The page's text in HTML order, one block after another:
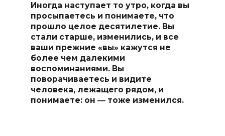
Иногда наступает то утро, когда вы
просыпаетесь и понимаете, что
прошло целое десятилетие. Вы
стали старше, изменились, и все
ваши прежние «вы» кажутся не
более чем далекими
воспоминаниями. Вы
поворачиваетесь и видите
человека, лежащего рядом, и
понимаете: он ― тоже изменился.